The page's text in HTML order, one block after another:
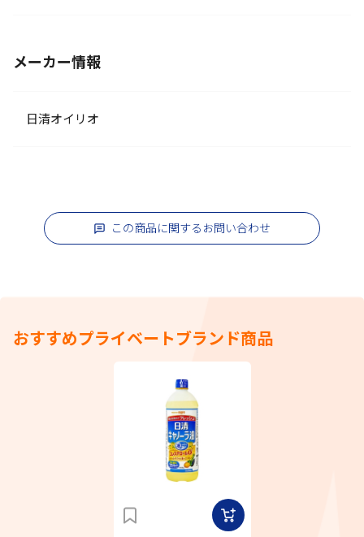
メーカー情報
日清オイリオ
この商品に関するお問い合わせ
おすすめプライベートブランド商品